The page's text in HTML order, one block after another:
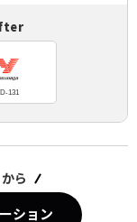
131
ら
ション